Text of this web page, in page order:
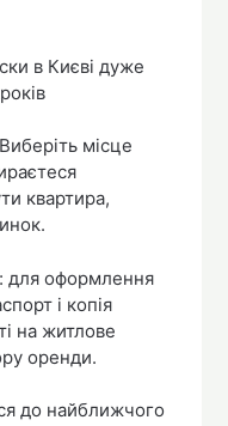
в Києві дуже
місце
квартира,
для оформлення
і копія
на житлове
оренди.
до найближчого